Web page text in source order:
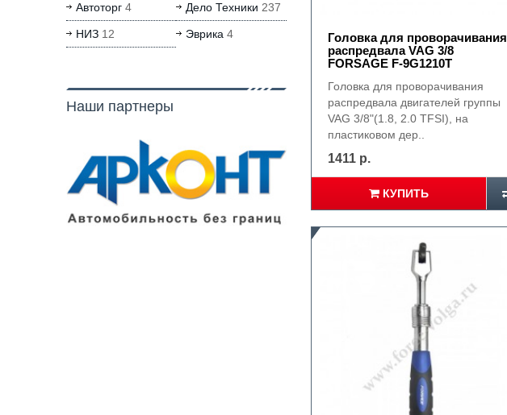
Автоторг 4 Дело Техники 237
НИЗ 12 Эврика 4
Наши партнеры
Головка для проворачивания
распредвала VAG 3/8
FORSAGE F-9G1210T
Головка для проворачивания
распредвала двигателей группы
VAG 3/8"(1.8, 2.0 TFSI), на
пластиковом дер..
1411 р.
КУПИТЬ